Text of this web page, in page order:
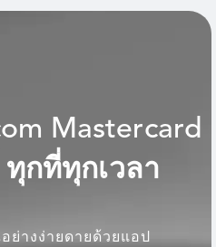
om Mastercard
ทกททกเวลา
ย่างง่ายดายด้วยแอป